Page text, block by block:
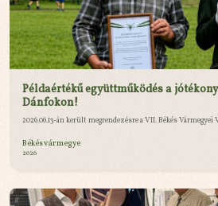
Példaértékű együttműködés a
Dánfokon!
2026.06.13-án került megrendezésre a VII. Békés Vármegyei
Békés vármegye
2026